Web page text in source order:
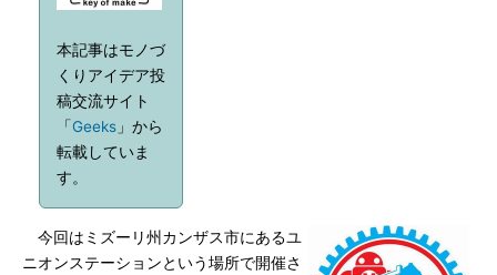
本記事はモノづ
くりアイデア投
稿交流サイト
「Geeks 」から
転載していま
す。
今回はミズーリ州カンザス市にあるユ
ニオンステーションという場所で開催さ